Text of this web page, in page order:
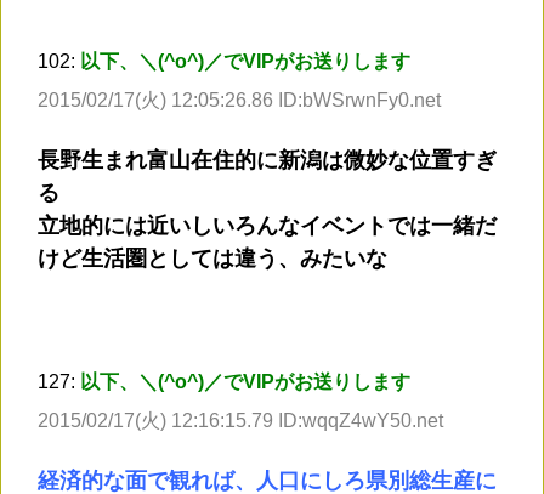
102: 以下、＼(^o^)／でVIPがお送りします
2015/02/17(火) 12:05:26.86 ID:bWSrwnFy0.net
長野生まれ富山在住的に新潟は微妙な位置すぎ
る
立地的には近いしいろんなイベントでは一緒だ
けど生活圏としては違う、みたいな
127: 以下、＼(^o^)／でVIPがお送りします
2015/02/17(火) 12:16:15.79 ID:wqqZ4wY50.net
経済的な面で観れば、人口にしろ県別総生産に